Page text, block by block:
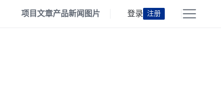
项目文章产品新闻 图片 登录 注册